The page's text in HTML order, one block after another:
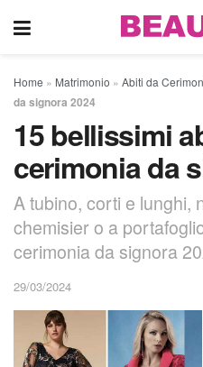
Home » Matrimonio » Abiti da
da signora 2024
15 bellissimi
cerimonia da
A tubino, corti e lunghi,
chemisier o a
cerimonia da signora
29/03/2024